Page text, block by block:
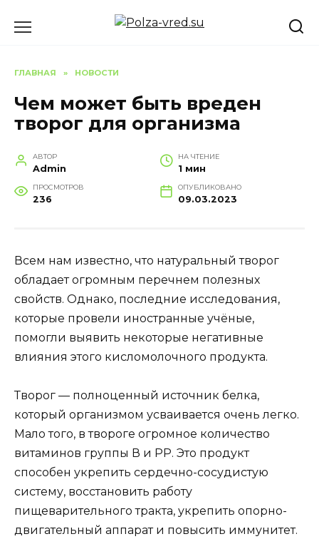
ГЛАВНАЯ » НОВОСТИ
Чем может быть вреден
творог для организма
АВТОР
Admin
НА ЧТЕНИЕ
1 мин
ПРОСМОТРОВ
236
ОПУБЛИКОВАНО
09.03.2023
Всем нам известно, что натуральный творог
обладает огромным перечнем полезных
свойств. Однако, последние исследования,
которые провели иностранные учёные,
помогли выявить некоторые негативные
влияния этого кисломолочного продукта.
Творог — полноценный источник белка,
который организмом усваивается очень легко.
Мало того, в твороге огромное количество
витаминов группы В и РР. Это продукт
способен укрепить сердечно-сосудистую
систему, восстановить работу
пищеварительного тракта, укрепить опорно-
двигательный аппарат и повысить иммунитет.